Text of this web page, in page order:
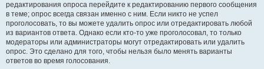
редактирования опроса перейдите к редактированию первого сообщения
в теме; опрос всегда связан именно с ним. Если никто не успел
проголосовать, то вы можете удалить опрос или отредактировать любой
из вариантов ответа. Однако если кто-то уже проголосовал, то только
модераторы или администраторы могут отредактировать или удалить
опрос. Это сделано для того, чтобы нельзя было менять варианты
ответов во время голосования.